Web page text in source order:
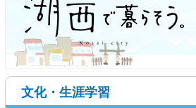
文化・生涯学習